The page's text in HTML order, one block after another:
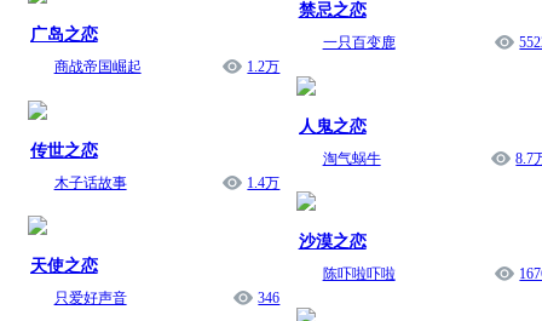
广岛之恋
商战帝国崛起 1.2万
传世之恋
木子话故事 1.4万
天使之恋
只爱好声音 346
禁忌之恋
一只百变鹿
人鬼之恋
淘气蜗牛 8.7
沙漠之恋
陈吓啦吓啦